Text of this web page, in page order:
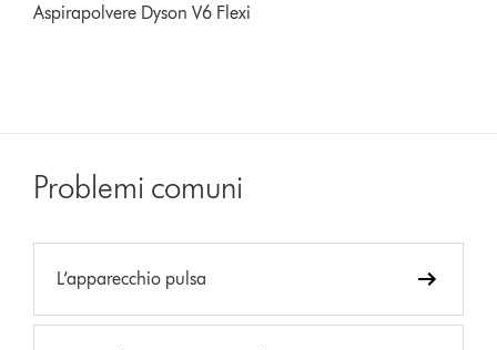
Aspirapolvere Dyson V6 Flexi
Problemi comuni
L’apparecchio pulsa